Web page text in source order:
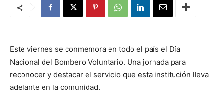
Este viernes se conmemora en todo el país el Día
Nacional del Bombero Voluntario. Una jornada para
reconocer y destacar el servicio que esta institución lleva
adelante en la comunidad.